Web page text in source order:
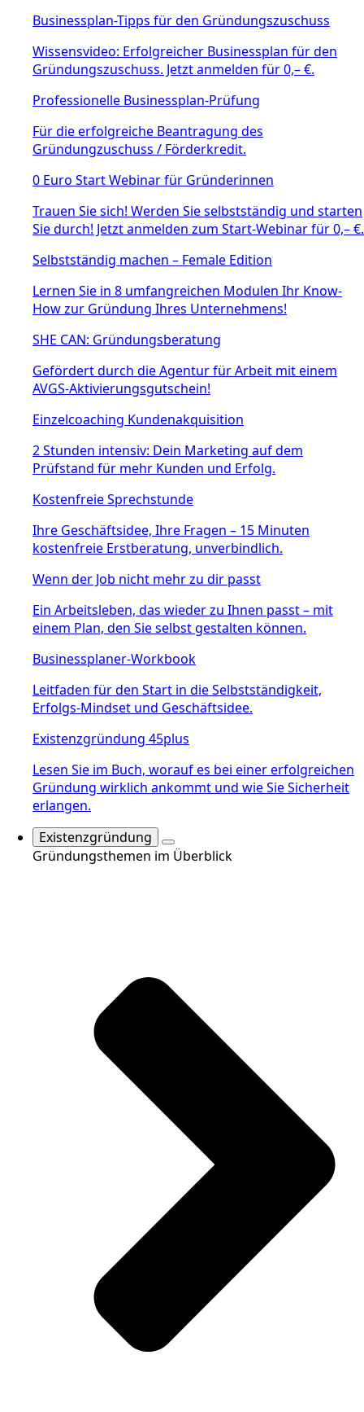
Businessplan-Tipps für den Gründungszuschuss
Wissensvideo: Erfolgreicher Businessplan für den
Gründungszuschuss. Jetzt anmelden für 0,– €.
Professionelle Businessplan-Prüfung
Für die erfolgreiche Beantragung des
Gründungzuschuss / Förderkredit.
0 Euro Start Webinar für Gründerinnen
Trauen Sie sich! Werden Sie selbstständig und starten
Sie durch! Jetzt anmelden zum Start-Webinar für 0,– €.
Selbstständig machen – Female Edition
Lernen Sie in 8 umfangreichen Modulen Ihr Know-
How zur Gründung Ihres Unternehmens!
SHE CAN: Gründungsberatung
Gefördert durch die Agentur für Arbeit mit einem
AVGS-Aktivierungsgutschein!
Einzelcoaching Kundenakquisition
2 Stunden intensiv: Dein Marketing auf dem
Prüfstand für mehr Kunden und Erfolg.
Kostenfreie Sprechstunde
Ihre Geschäftsidee, Ihre Fragen – 15 Minuten
kostenfreie Erstberatung, unverbindlich.
Wenn der Job nicht mehr zu dir passt
Ein Arbeitsleben, das wieder zu Ihnen passt – mit
einem Plan, den Sie selbst gestalten können.
Businessplaner-Workbook
Leitfaden für den Start in die Selbstständigkeit,
Erfolgs-Mindset und Geschäftsidee.
Existenzgründung 45plus
Lesen Sie im Buch, worauf es bei einer erfolgreichen
Gründung wirklich ankommt und wie Sie Sicherheit
erlangen.
Existenzgründung
Gründungsthemen im Überblick